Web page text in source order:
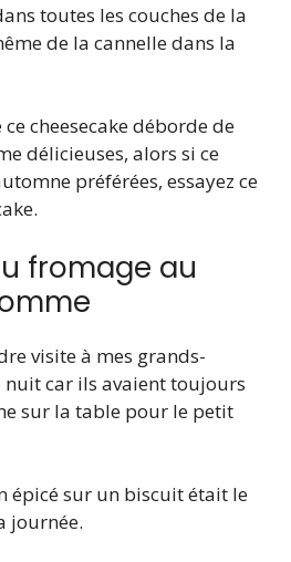
toutes les couches de la
de la cannelle dans la
cheesecake déborde de
délicieuses, alors si ce
préférées, essayez ce
fromage au
visite à mes grands-
nuit car ils avaient toujours
sur la table pour le petit
épicé sur un biscuit était le
journée.